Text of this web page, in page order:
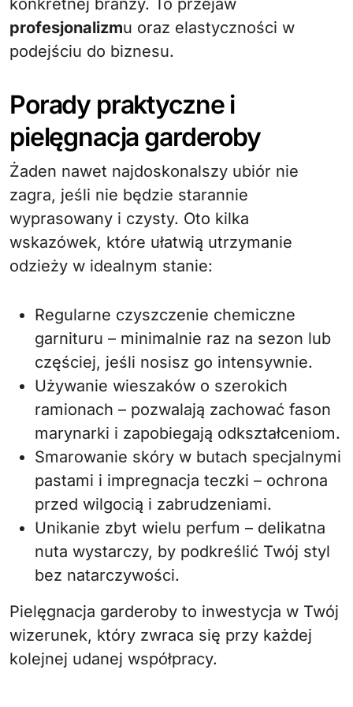
konkretnej branży. To przejaw
profesjonalizmu oraz elastyczności w
podejściu do biznesu.
Porady praktyczne i
pielęgnacja garderoby
Żaden nawet najdoskonalszy ubiór nie
zagra, jeśli nie będzie starannie
wyprasowany i czysty. Oto kilka
wskazówek, które ułatwią utrzymanie
odzieży w idealnym stanie:
Regularne czyszczenie chemiczne
garnituru – minimalnie raz na sezon lub
częściej, jeśli nosisz go intensywnie.
Używanie wieszaków o szerokich
ramionach – pozwalają zachować fason
marynarki i zapobiegają odkształceniom.
Smarowanie skóry w butach specjalnymi
pastami i impregnacja teczki – ochrona
przed wilgocią i zabrudzeniami.
Unikanie zbyt wielu perfum – delikatna
nuta wystarczy, by podkreślić Twój styl
bez natarczywości.
Pielęgnacja garderoby to inwestycja w Twój
wizerunek, który zwraca się przy każdej
kolejnej udanej współpracy.